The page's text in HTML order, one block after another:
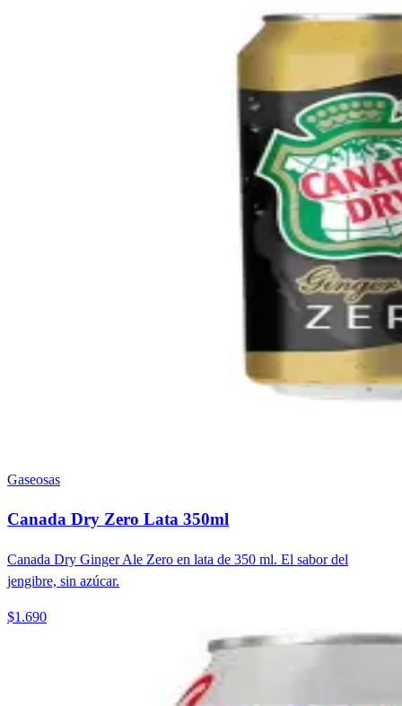
Gaseosas
Canada Dry Zero Lata 350ml
Canada Dry Ginger Ale Zero en lata de 350 ml. El sabor del
jengibre, sin azúcar.
$1.690